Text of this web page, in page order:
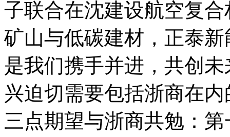
子联合在沈建设航空复
矿山与低碳建材，正泰
是我们携手并进，共创
兴迫切需要包括浙商在
三点期望与浙商共勉：